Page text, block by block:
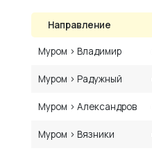
Направление
Муром › Владимир
Муром › Радужный
Муром › Александров
Муром › Вязники